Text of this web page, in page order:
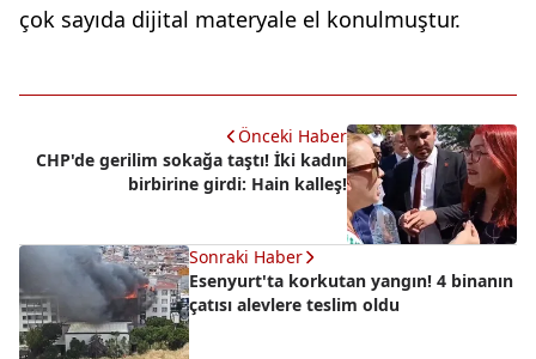
çok sayıda dijital materyale el konulmuştur.
Önceki Haber
CHP'de gerilim sokağa taştı! İki kadın
birbirine girdi: Hain kalleş!
Sonraki Haber
Esenyurt'ta korkutan yangın! 4 binanın
çatısı alevlere teslim oldu